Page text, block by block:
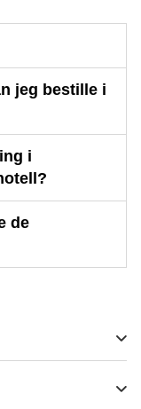
jeg bestille i
i
de